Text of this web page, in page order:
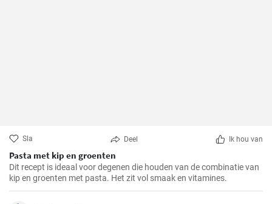
Sla Deel Ik hou van
Pasta met kip en groenten
Dit recept is ideaal voor degenen die houden van de combinatie van
kip en groenten met pasta. Het zit vol smaak en vitamines.